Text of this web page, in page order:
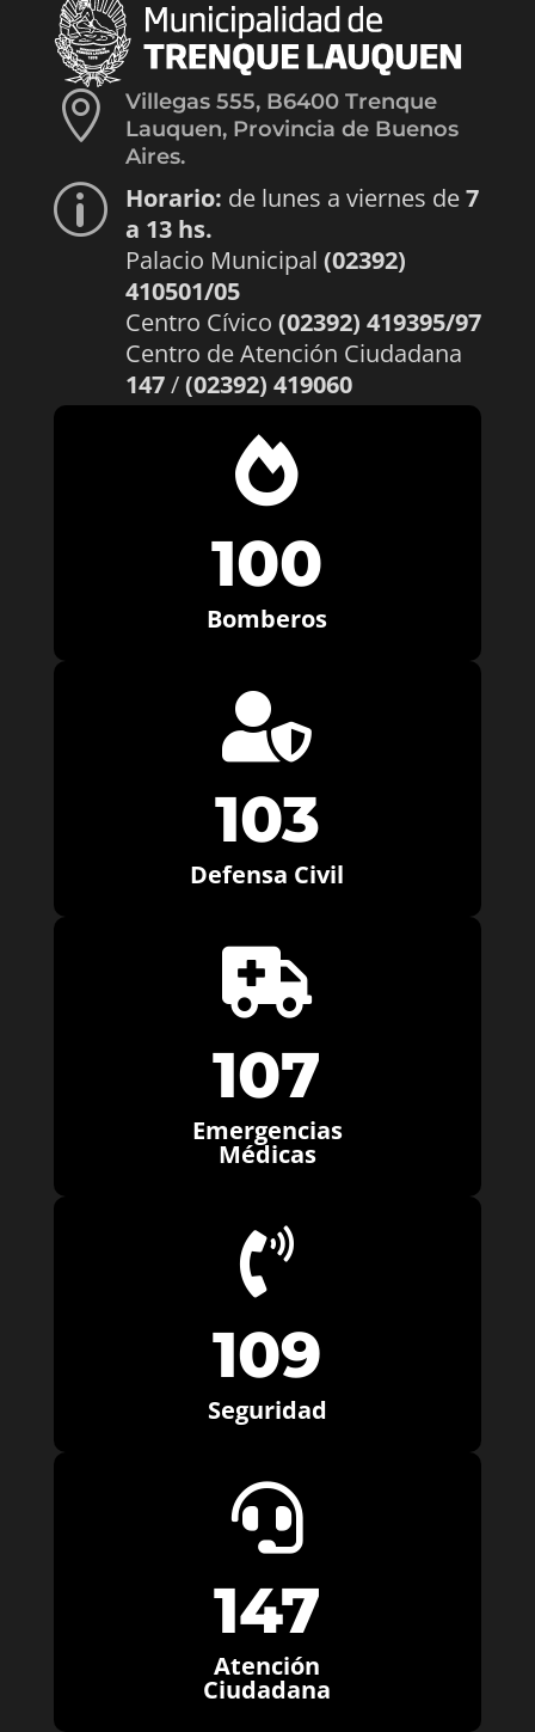

Villegas 555, B6400 Trenque
Lauquen, Provincia de Buenos
Aires.
p Horario: de lunes a viernes de7
a 13 hs.
Palacio Municipal (02392)
410501/05
Centro Cívico (02392) 419395/97
Centro de Atención Ciudadana
147/(02392) 419060

100
Bomberos

103
Defensa Civil

107
Emergencias
Médicas

109
Seguridad

147
Atención
Ciudadana